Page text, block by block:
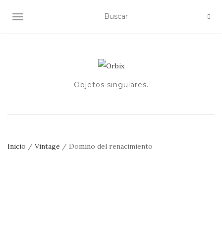
ALTERNAR NAVEGACIÓN
Objetos singulares.
Inicio / Vintage / Domino del renacimiento